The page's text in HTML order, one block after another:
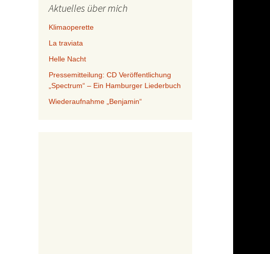
Aktuelles über mich
Klimaoperette
La traviata
Helle Nacht
Pressemitteilung: CD Veröffentlichung
„Spectrum“ – Ein Hamburger Liederbuch
Wiederaufnahme „Benjamin“